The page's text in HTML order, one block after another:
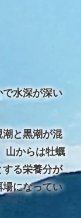
で水深が深い
潮と黒潮が混
山からは牡蠣
る栄養分が
場になってい